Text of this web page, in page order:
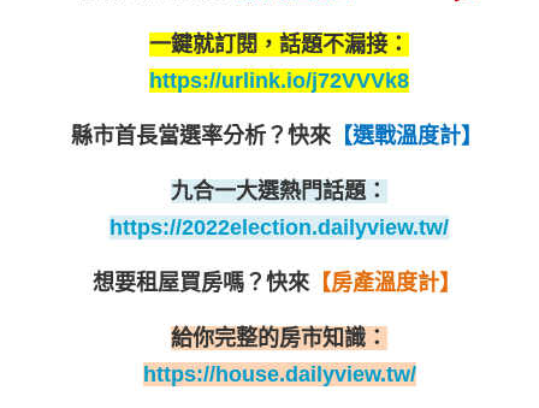
一鍵就訂閱，話題不漏接：
https://urlink.io/j72VVVk8
縣市首長當選率分析？ 快來【選戰溫度計】
九合一大選熱門話題：
https://2022election.dailyview.tw/
想要租屋買房嗎？ 快來【房產溫度計】
給你完整的房市知識：
https://house.dailyview.tw/